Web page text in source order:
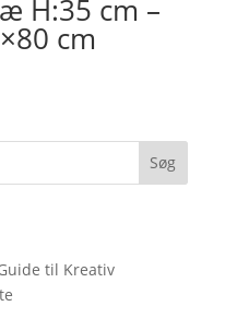
H:35 cm –
cm
Søg
til Kreativ